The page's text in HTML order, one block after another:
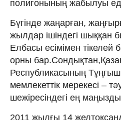
полигонының жабылуы
Бүгінде жаңарған,
жылдар ішіндегі шыққан
Елбасы есімімен
орны
Республикасының Тұңғыш
мемлекеттік мерекесі –
шежіресіндегі ең
2011 жылғы 14